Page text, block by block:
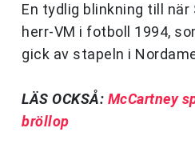
En tydlig blinkning till när
herr-VM i fotboll 1994,
gick av stapeln i
LÄS OCKSÅ: McCartney
bröllop